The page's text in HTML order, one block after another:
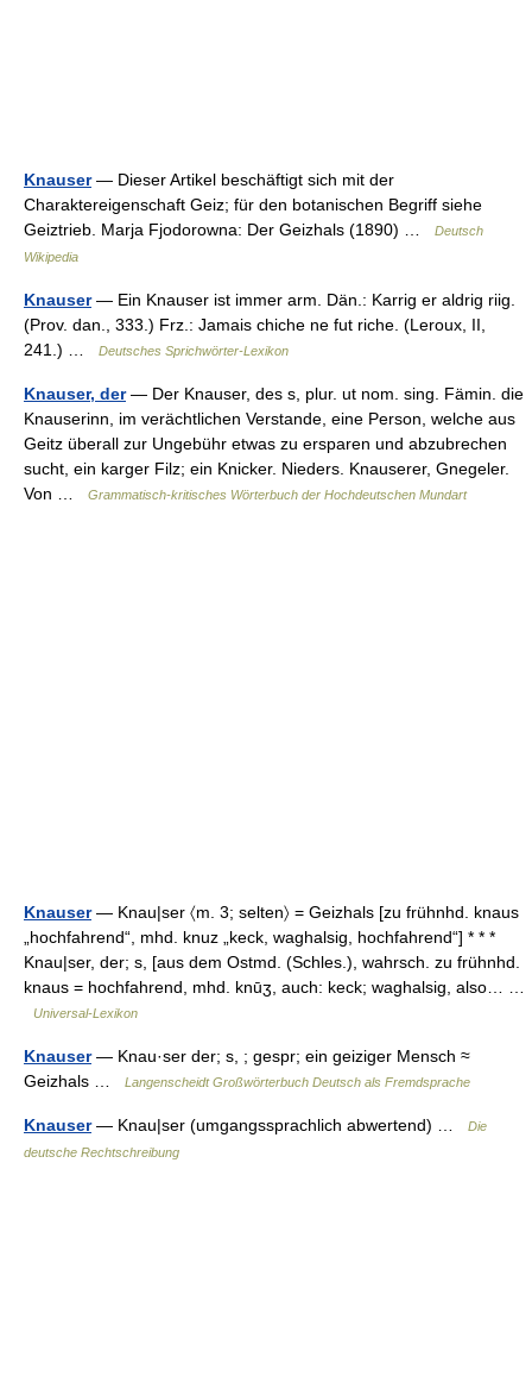
Knauser— Dieser Artikel beschäftigt sich mit der
Charaktereigenschaft Geiz; für den botanischen Begriff siehe
Geiztrieb. Marja Fjodorowna: Der Geizhals (1890) …
Deutsch
Wikipedia
Knauser— Ein Knauser ist immer arm. Dän.: Karrig er aldrig riig.
(Prov. dan., 333.) Frz.: Jamais chiche ne fut riche. (Leroux, II,
241.) …
Deutsches Sprichwörter-Lexikon
Knauser, der— Der Knauser, des s, plur. ut nom. sing. Fämin. die
Knauserinn, im verächtlichen Verstande, eine Person, welche aus
Geitz überall zur Ungebühr etwas zu ersparen und abzubrechen
sucht, ein karger Filz; ein Knicker. Nieders. Knauserer, Gnegeler.
Von …
Grammatisch-kritisches Wörterbuch der Hochdeutschen Mundart
Knauser— Knau|ser 〈m. 3; selten〉 = Geizhals [zu frühnhd. knaus
„hochfahrend“, mhd. knuz „keck, waghalsig, hochfahrend“] * * *
Knau|ser, der; s, [aus dem Ostmd. (Schles.), wahrsch. zu frühnhd.
knaus = hochfahrend, mhd. knūʒ, auch: keck; waghalsig, also… …
Universal-Lexikon
Knauser— Knau·ser der; s, ; gespr; ein geiziger Mensch ≈
Geizhals …
Langenscheidt Großwörterbuch Deutsch als Fremdsprache
Knauser— Knau|ser (umgangssprachlich abwertend) …
Die
deutsche Rechtschreibung